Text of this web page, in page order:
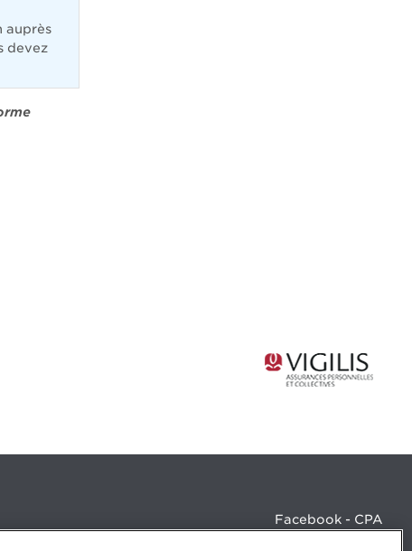
auprès
devez
Facebook - CPA